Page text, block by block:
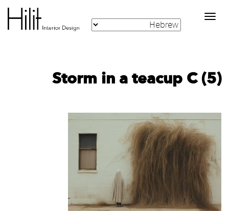
Toggle
navigation
Storm in a teacup C (5)